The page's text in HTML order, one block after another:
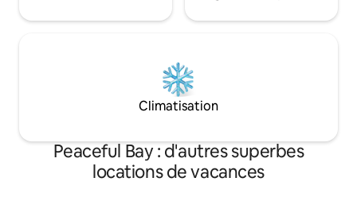
Climatisation
Peaceful Bay : d'autres superbes
locations de vacances